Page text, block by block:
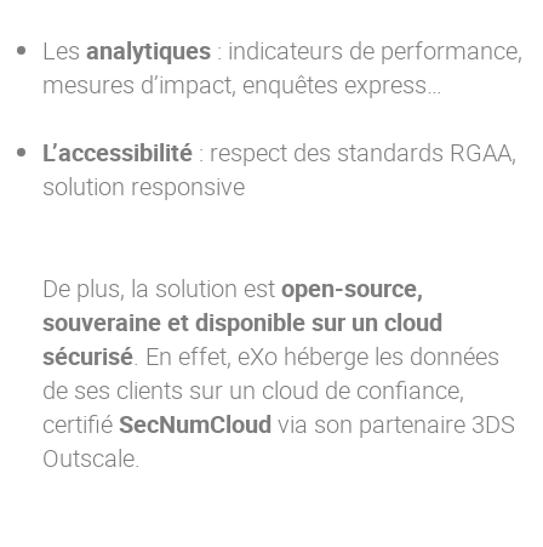
Les analytiques : indicateurs de performance,
mesures d’impact, enquêtes express…
L’accessibilité : respect des standards RGAA,
solution responsive
De plus, la solution estopen-source,
souveraine et disponible sur un cloud
sécurisé. En effet, eXo héberge les données
de ses clients sur un cloud de confiance,
certifiéSecNumCloud via son partenaire 3DS
Outscale.